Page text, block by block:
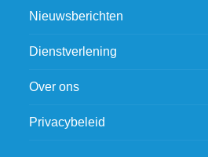
Nieuwsberichten
Dienstverlening
Over ons
Privacybeleid